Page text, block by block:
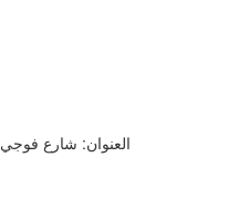
العنوان: شارع فوجي 678، مدينة شوغوانغ، مقاطعة شاندونغ